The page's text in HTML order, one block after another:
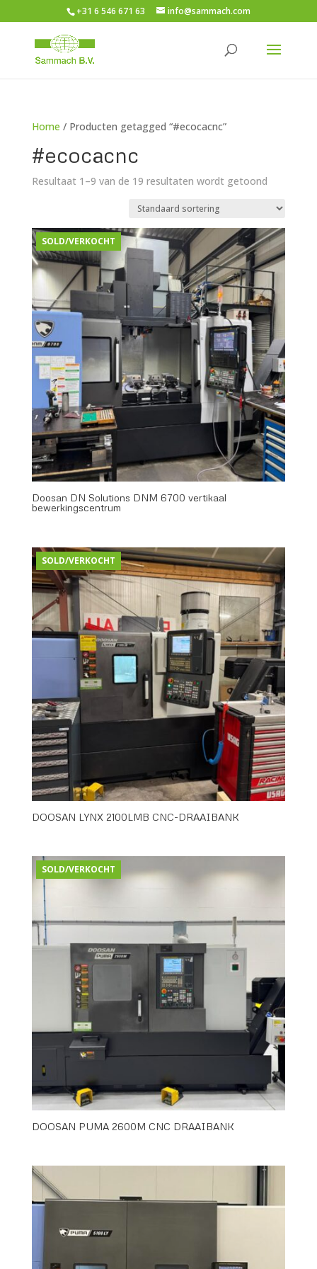
+31 6 546 671 63 info@sammach.com
Home / Producten getagged “#ecocacnc”
#ecocacnc
Resultaat 1–9 van de 19 resultaten wordt getoond
SOLD/VERKOCHT
Doosan DN Solutions DNM 6700 vertikaal
bewerkingscentrum
SOLD/VERKOCHT
DOOSAN LYNX 2100LMB CNC-DRAAIBANK
SOLD/VERKOCHT
DOOSAN PUMA 2600M CNC DRAAIBANK